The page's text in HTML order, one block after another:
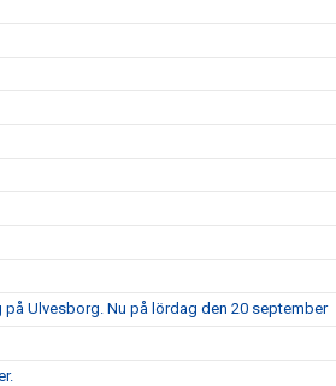
Ulvesborg. Nu på lördag den 20 september